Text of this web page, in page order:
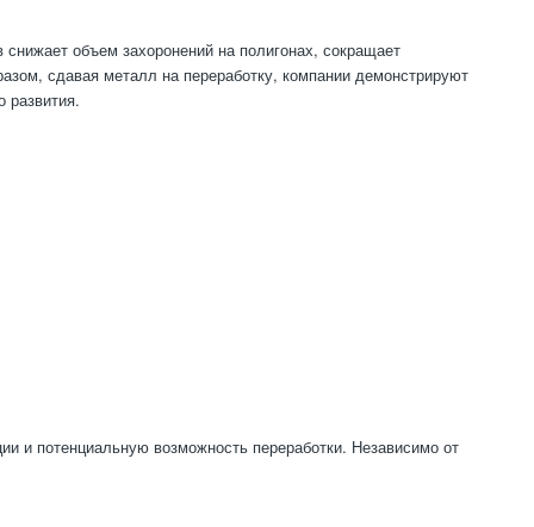
объем захоронений на полигонах, сокращает
сдавая металл на переработку, компании демонстрируют
развития.
и потенциальную возможность переработки. Независимо от